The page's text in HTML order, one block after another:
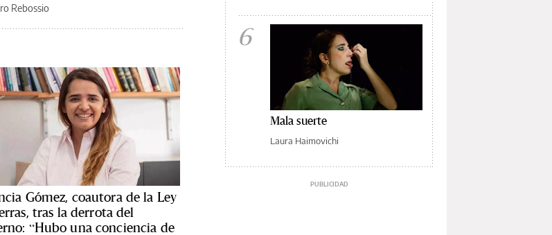
Rebossio
Gómez, coautora de la Ley
tras la derrota del
“Hubo una conciencia de
6
Mala suerte
Laura Haimovichi